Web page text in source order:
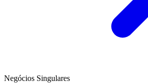
Negócios Singulares